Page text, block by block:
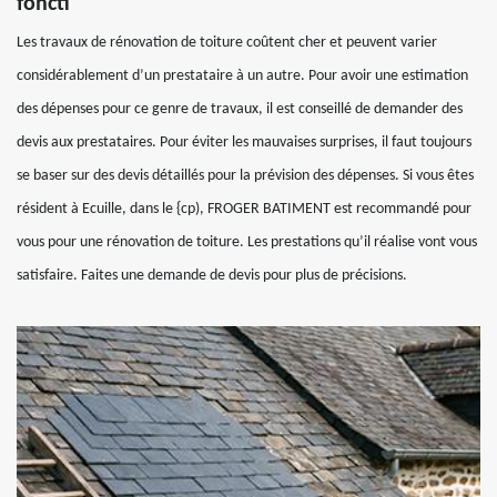
foncti
Les travaux de rénovation de toiture coûtent cher et peuvent varier
considérablement d’un prestataire à un autre. Pour avoir une estimation
des dépenses pour ce genre de travaux, il est conseillé de demander des
devis aux prestataires. Pour éviter les mauvaises surprises, il faut toujours
se baser sur des devis détaillés pour la prévision des dépenses. Si vous êtes
résident à Ecuille, dans le {cp), FROGER BATIMENT est recommandé pour
vous pour une rénovation de toiture. Les prestations qu’il réalise vont vous
satisfaire. Faites une demande de devis pour plus de précisions.